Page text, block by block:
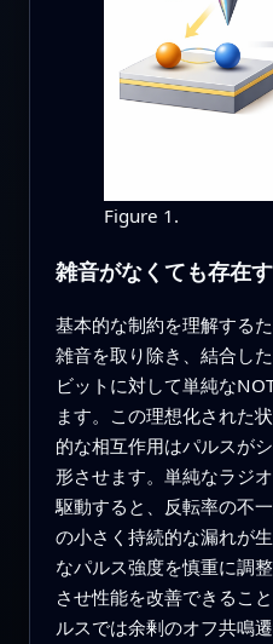
Figure 1.
雑音がなくても存在
基本的な制約を理解する
雑音を取り除き、結合し
ビットに対して単純な
ます。この理想化された
的な相互作用はパルスが
形させます。単純なラジ
駆動すると、反転率の不
の小さく持続的な漏れが
なパルス強度を慎重に調
させ性能を改善できるこ
ルスでは余剰のオフ共鳴